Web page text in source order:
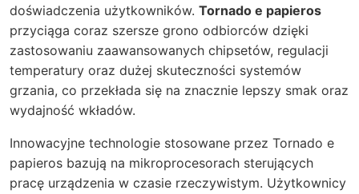
doświadczenia użytkowników. Tornado e papieros
przyciąga coraz szersze grono odbiorców dzięki
zastosowaniu zaawansowanych chipsetów, regulacji
temperatury oraz dużej skuteczności systemów
grzania, co przekłada się na znacznie lepszy smak oraz
wydajność wkładów.
Innowacyjne technologie stosowane przez Tornado e
papieros bazują na mikroprocesorach sterujących
pracę urządzenia w czasie rzeczywistym. Użytkownicy